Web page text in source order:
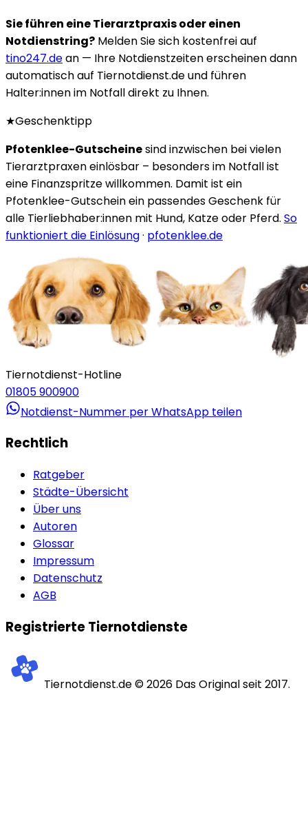
Sie führen eine Tierarztpraxis oder einen
Notdienstring? Melden Sie sich kostenfrei auf
tino247.dean — Ihre Notdienstzeiten erscheinen dann
automatisch auf Tiernotdienst.de und führen
Halter:innen im Notfall direkt zu Ihnen.
★Geschenktipp
Pfotenklee-Gutscheinesind inzwischen bei vielen
Tierarztpraxen einlösbar – besonders im Notfall ist
eine Finanzspritze willkommen. Damit ist ein
Pfotenklee-Gutschein ein passendes Geschenk für
alle Tierliebhaber:innen mit Hund, Katze oder Pferd. So
funktioniert die Einlösung· pfotenklee.de
Tiernotdienst-Hotline
01805 900900
Notdienst-Nummer per WhatsApp teilen
Rechtlich
Ratgeber
Städte-Übersicht
Über uns
Autoren
Glossar
Impressum
Datenschutz
AGB
Registrierte Tiernotdienste
Tiernotdienst.de ©2026 Das Original seit 2017.